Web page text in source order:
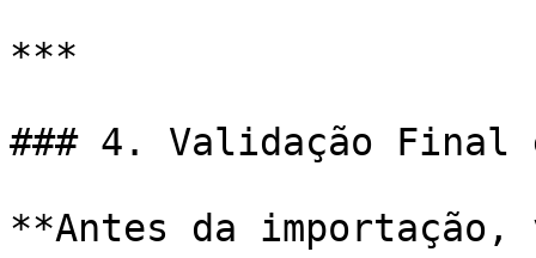
***
### 4. Validação Final
**Antes da